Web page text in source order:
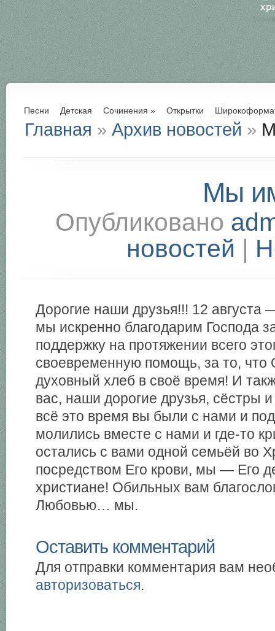
Песни Детская Сочинения » Открытки
Главная » Архив новостей »
Мы
Опубликовано
новостей |
Дорогие наши друзья!!! 12
мы искренно благодарим Господа
поддержку на протяжении всего
своевременную помощь, за то, что
духовный хлеб в своё время! И
вас, наши дорогие друзья, сёстры и
всё это время вы были с нами и
молились вместе с нами и где-то
остались с вами одной семьёй во
посредством Его крови, мы — Его
христиане! Обильных вам
Любовью… мы.
Оставить комментарий
Для отправки комментария вам
авторизоваться.